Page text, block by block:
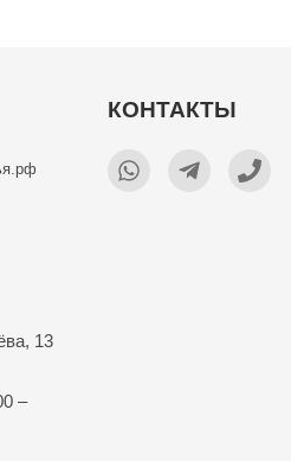
13
–
КОНТАКТЫ